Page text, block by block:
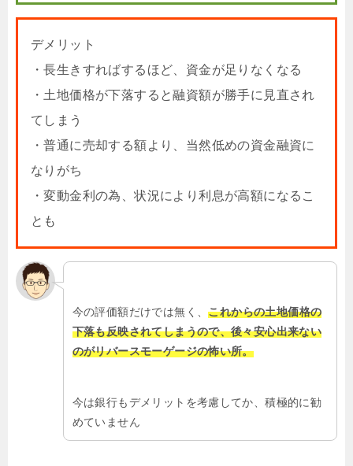
デメリット
・長生きすればするほど、資金が足りなくなる
・土地価格が下落すると融資額が勝手に見直され
てしまう
・普通に売却する額より、当然低めの資金融資に
なりがち
・変動金利の為、状況により利息が高額になるこ
とも
今の評価額だけでは無く、これからの土地価格の
下落も反映されてしまうので、後々安心出来ない
のがリバースモーゲージの怖い所。
今は銀行もデメリットを考慮してか、積極的に勧
めていません